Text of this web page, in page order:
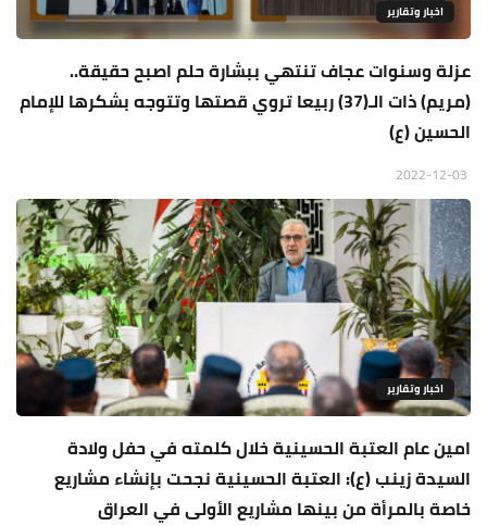
اخبار وتقارير
عزلة وسنوات عجاف تنتهي ببشارة حلم اصبح حقيقة..
(مريم) ذات الـ(37) ربيعا تروي قصتها وتتوجه بشكرها للإمام
الحسين (ع)
اخبار وتقارير
امين عام العتبة الحسينية خلال كلمته في حفل ولادة
السيدة زينب (ع): العتبة الحسينية نجحت بإنشاء مشاريع
خاصة بالمرأة من بينها مشاريع الأولى في العراق